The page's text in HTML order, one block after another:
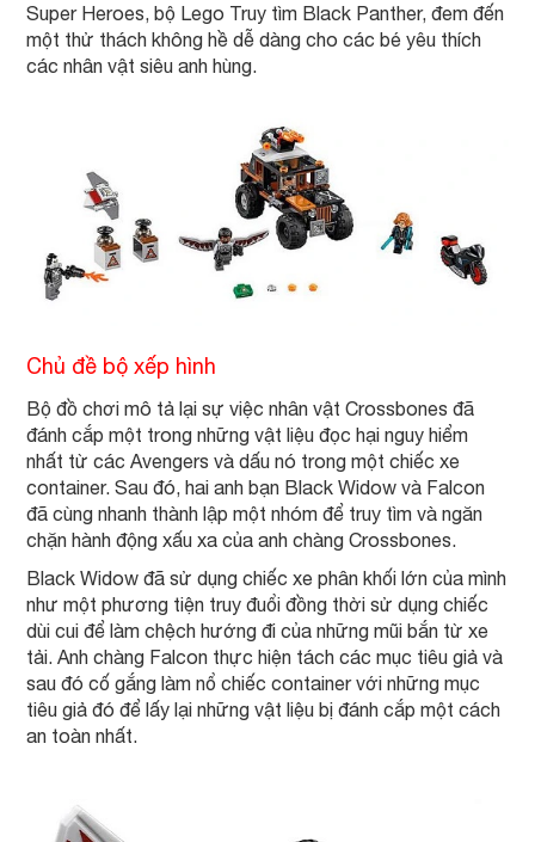
Super Heroes, bộ Lego Truy tìm Black Panther, đem đến
một thử thách không hề dễ dàng cho các bé yêu thích
các nhân vật siêu anh hùng.
Chủ đề bộ xếp hình
Bộ đồ chơi mô tả lại sự việc nhân vật Crossbones đã
đánh cắp một trong những vật liệu đọc hại nguy hiểm
nhất từ các Avengers và dấu nó trong một chiếc xe
container. Sau đó, hai anh bạn Black Widow và Falcon
đã cùng nhanh thành lập một nhóm để truy tìm và ngăn
chặn hành động xấu xa của anh chàng Crossbones.
Black Widow đã sử dụng chiếc xe phân khối lớn của mình
như một phương tiện truy đuổi đồng thời sử dụng chiếc
dùi cui để làm chệch hướng đi của những mũi bắn từ xe
tải. Anh chàng Falcon thực hiện tách các mục tiêu giả và
sau đó cố gắng làm nổ chiếc container với những mục
tiêu giả đó để lấy lại những vật liệu bị đánh cắp một cách
an toàn nhất.